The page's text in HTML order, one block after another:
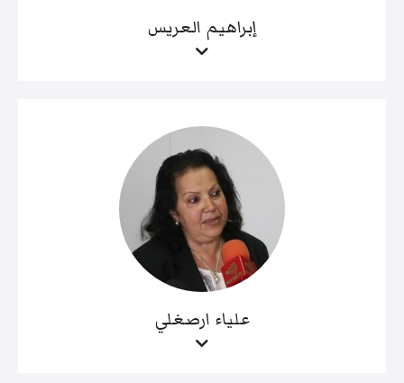
إبراهيم العريس
علياء ارصغلي